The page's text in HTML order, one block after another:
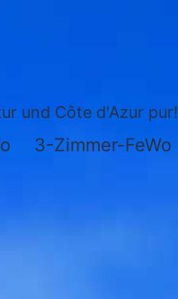
und Côte d'Azur pur!
3-Zimmer-FeWo